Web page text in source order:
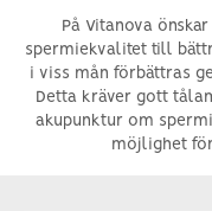
På Vitanova
spermiekvalitet till
i viss mån förbättras
Detta kräver gott
akupunktur om
möjlighet